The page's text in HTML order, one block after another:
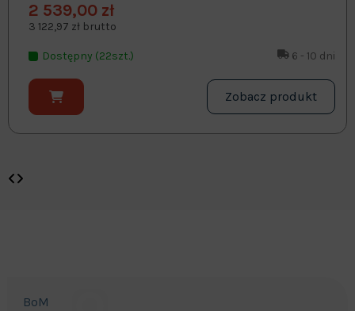
2 539,00 zł
3 122,97 zł brutto
Dostępny (22szt.) 6 - 10 dni
Zobacz produkt
BoM